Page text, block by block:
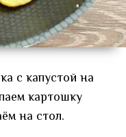
с капустой на
картошку
на стол.